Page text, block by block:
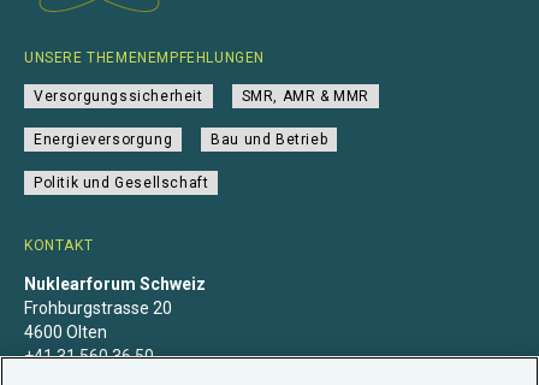
KONTAKT
Nuklearforum Schweiz
Frohburgstrasse 20
4600 Olten
+41 31 560 36 50
UNSERE THEMENEMPFEHLUNGEN
Versorgungssicherheit SMR, AMR & MMR
Energieversorgung Bau und Betrieb
Politik und Gesellschaft